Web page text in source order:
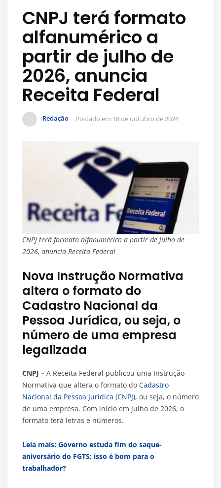
CNPJ terá formato
alfanumérico a
partir de julho de
2026, anuncia
Receita Federal
Redação Postado em 18 de outubro de 2024
CNPJ terá formato alfanumérico a partir de julho de
2026, anuncia Receita Federal
Nova Instrução Normativa
altera o formato do
Cadastro Nacional da
Pessoa Jurídica, ou seja, o
número de uma empresa
legalizada
CNPJ – A Receita Federal publicou uma Instrução
Normativa que altera o formato do Cadastro
Nacional da Pessoa Jurídica (CNPJ), ou seja, o número
de uma empresa. Com início em julho de 2026, o
formato terá letras e números.
Leia mais: Governo estuda fim do saque-
aniversário do FGTS; isso é bom para o
trabalhador?